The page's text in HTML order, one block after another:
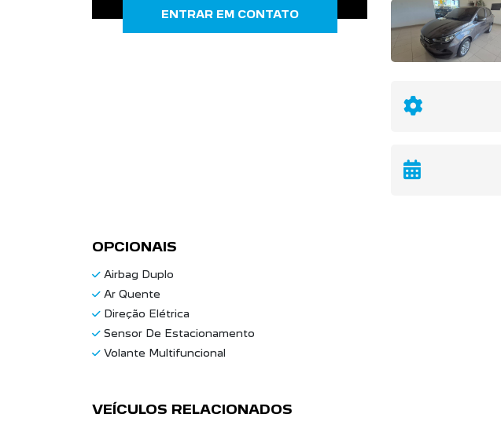
ENTRAR EM CONTATO
OPCIONAIS
Airbag Duplo
Ar Quente
Direção Elétrica
Sensor De Estacionamento
Volante Multifuncional
VEÍCULOS RELACIONADOS